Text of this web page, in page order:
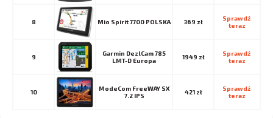
8 Mio Spirit 7700 POLSKA 369 zł
Sprawdź
teraz
9
Garmin DezlCam 785
LMT-D Europa
1949 zł
Sprawdź
teraz
10
ModeCom FreeWAY SX
7.2 IPS
421 zł
Sprawdź
teraz